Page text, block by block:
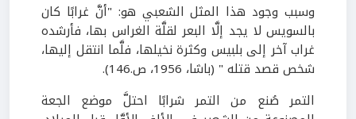
وسبب وجود هذا المثل الشعبي هو: "أنَّ غرابًا كان
بالسويس لا يجد إلَّا البعر لقلَّة الغراس بها، فأرشده
غراب آخر إلى بلبيس وكثرة نخيلها، فلَّما انتقل إليها،
شخص قصد قتله " (باشا، 1956، ص.146).
التمر صُنع من التمر شرابًا احتلَّ موضع الجعة